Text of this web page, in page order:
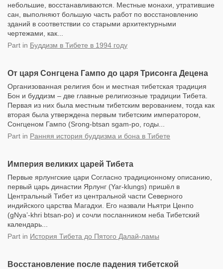
небольшие, восстанавливаются. Местные монахи, утратившие
сан, выполняют большую часть работ по восстановлению
зданий в соответствии со старыми архитектурными
чертежами, как...
Part in Буддизм в Тибете в 1994 году
От царя Сонгцена Гампо до царя Трисонга Децена
Организованная религия бон и местная тибетская традиция
Бон и буддизм – две главные религиозные традиции Тибета.
Первая из них была местным тибетским верованием, тогда как
вторая была утверждена первым тибетским императором,
Сонгценом Гампо (Srong-btsan sgam-po, годы...
Part in Ранняя история буддизма и бона в Тибете
Империя великих царей Тибета
Первые ярлунгские цари Согласно традиционному описанию,
первый царь династии Ярлунг (Yar-klungs) пришёл в
Центральный Тибет из центральной части Северного
индийского царства Магадхи. Его назвали Ньятри Ценпо
(gNya’-khri btsan-po) и сочли посланником неба Тибетский
календарь...
Part in История Тибета до Пятого Далай-ламы
Восстановление после падения тибетской